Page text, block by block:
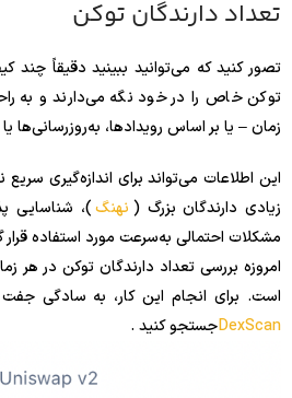
تعداد دارندگان توکن
تصور کنید که می‌توانید ببینید دقیقاً
توکن خاص را در خود نگه می‌دارند و به
زمان – یا بر اساس رویدادها، به‌روزرسانی‌ها
این اطلاعات می‌تواند برای اندازه‌گیری
زیادی دارندگان بزرگ ( نهنگ)، شناسایی
مشکلات احتمالی به‌سرعت مورد استفاده قرار
امروزه بررسی تعداد دارندگان توکن در هر
است. برای انجام این کار، به سادگی جفت
DexScanجستجو کنید .